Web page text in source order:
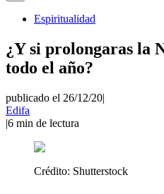
Espiritualidad
¿Y si prolongaras la
todo el año?
publicado el 26/12/20|
Edifa
|6 min de lectura
Crédito: Shutterstock